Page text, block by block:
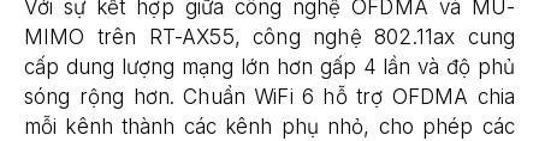
Với sự kết hợp giữa công nghệ OFDMA và MU-
MIMO trên RT-AX55, công nghệ 802.11ax cung
cấp dung lượng mạng lớn hơn gấp 4 lần và độ phủ
sóng rộng hơn. Chuẩn WiFi 6 hỗ trợ OFDMA chia
mỗi kênh thành các kênh phụ nhỏ, cho phép các